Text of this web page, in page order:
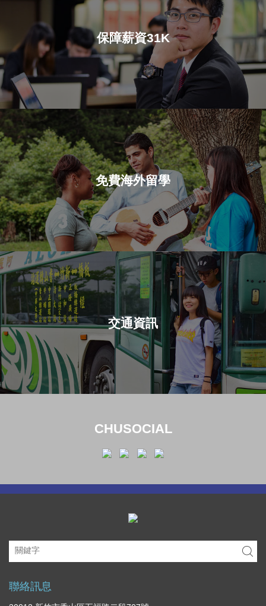
保障薪資31K
免費海外留學
交通資訊
CHUSOCIAL
聯絡訊息